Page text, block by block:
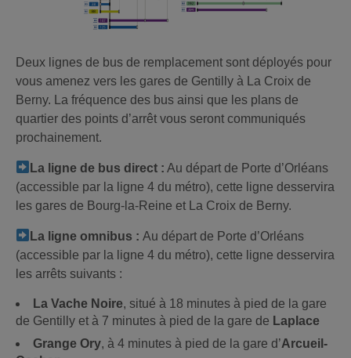
Deux lignes de bus de remplacement sont déployés pour
vous amenez vers les gares de Gentilly à La Croix de
Berny. La fréquence des bus ainsi que les plans de
quartier des points d’arrêt vous seront communiqués
prochainement.
La ligne de bus direct : Au départ de Porte d’Orléans
(accessible par la ligne 4 du métro), cette ligne desservira
les gares de Bourg-la-Reine et La Croix de Berny.
La ligne omnibus :Au départ de Porte d’Orléans
(accessible par la ligne 4 du métro), cette ligne desservira
les arrêts suivants :
La Vache Noire, situé à 18 minutes à pied de la gare
de Gentilly et à 7 minutes à pied de la gare de Laplace
Grange Ory, à 4 minutes à pied de la gare d’Arcueil-